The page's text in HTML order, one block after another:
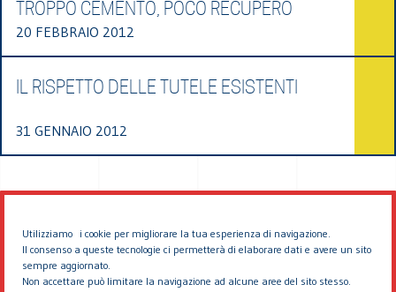
Utilizziamo i cookie per migliorare la tua esperienza di navigazione.
Il consenso a queste tecnologie ci permetterà di elaborare dati e avere un sito
sempre aggiornato.
Non accettare può limitare la navigazione ad alcune aree del sito stesso.
TROPPO CEMENTO, POCO RECUPERO
20 FEBBRAIO 2012
IL RISPETTO DELLE TUTELE ESISTENTI
31 GENNAIO 2012